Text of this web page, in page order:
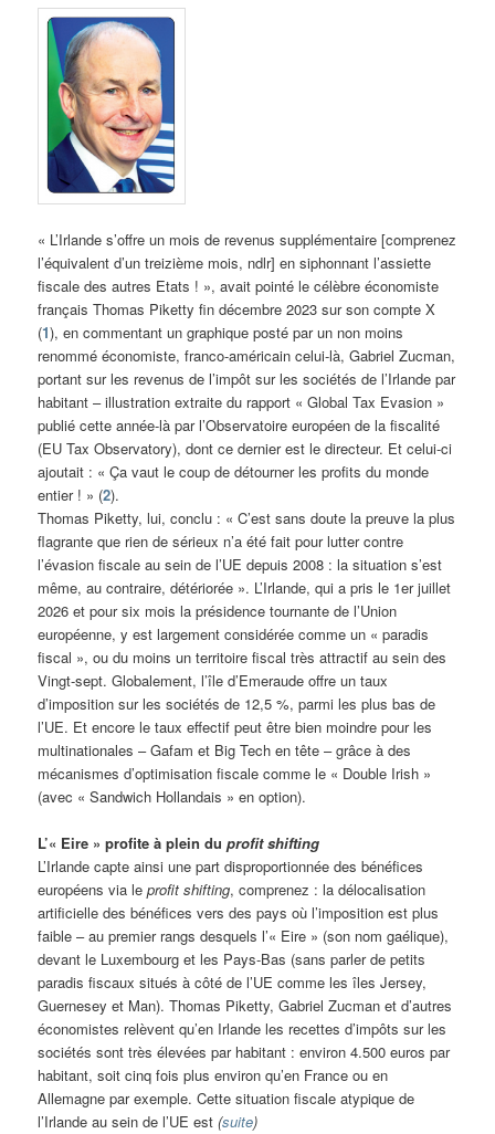
« L’Irlande s’offre un mois de revenus supplémentaire [comprenez
l’équivalent d’un treizième mois, ndlr] en siphonnant l’assiette
fiscale des autres Etats ! », avait pointé le célèbre économiste
français Thomas Piketty fin décembre 2023 sur son compte X
(1), en commentant un graphique posté par un non moins
renommé économiste, franco-américain celui-là, Gabriel Zucman,
portant sur les revenus de l’impôt sur les sociétés de l’Irlande par
habitant – illustration extraite du rapport « Global Tax Evasion »
publié cette année-là par l’Observatoire européen de la fiscalité
(EU Tax Observatory), dont ce dernier est le directeur. Et celui-ci
ajoutait : « Ça vaut le coup de détourner les profits du monde
entier ! » (2).
Thomas Piketty, lui, conclu : « C’est sans doute la preuve la plus
flagrante que rien de sérieux n’a été fait pour lutter contre
l’évasion fiscale au sein de l’UE depuis 2008 : la situation s’est
même, au contraire, détériorée ». L’Irlande, qui a pris le 1er juillet
2026 et pour six mois la présidence tournante de l’Union
européenne, y est largement considérée comme un « paradis
fiscal », ou du moins un territoire fiscal très attractif au sein des
Vingt-sept. Globalement, l’île d’Emeraude offre un taux
d’imposition sur les sociétés de 12,5 %, parmi les plus bas de
l’UE. Et encore le taux effectif peut être bien moindre pour les
multinationales – Gafam et Big Tech en tête – grâce à des
mécanismes d’optimisation fiscale comme le « Double Irish »
(avec « Sandwich Hollandais » en option).
L’« Eire » profite à plein duprofit shifting
L’Irlande capte ainsi une part disproportionnée des bénéfices
européens via leprofit shifting, comprenez : la délocalisation
artificielle des bénéfices vers des pays où l’imposition est plus
faible – au premier rangs desquels l’« Eire » (son nom gaélique),
devant le Luxembourg et les Pays-Bas (sans parler de petits
paradis fiscaux situés à côté de l’UE comme les îles Jersey,
Guernesey et Man). Thomas Piketty, Gabriel Zucman et d’autres
économistes relèvent qu’en Irlande les recettes d’impôts sur les
sociétés sont très élevées par habitant : environ 4.500 euros par
habitant, soit cinq fois plus environ qu’en France ou en
Allemagne par exemple. Cette situation fiscale atypique de
l’Irlande au sein de l’UE est(suite)